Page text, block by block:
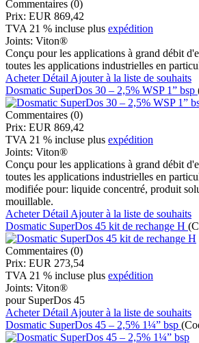
Commentaires (0)
Prix: EUR 869,42
TVA 21 % incluse plus expédition
Joints: Viton®
Conçu pour les applications à grand débit
toutes les applications industrielles en
AcheterDétailAjouter à la liste de souhaits
Dosmatic SuperDos 30 – 2,5% WSP 1” bsp
Commentaires (0)
Prix: EUR 869,42
TVA 21 % incluse plus expédition
Joints: Viton®
Conçu pour les applications à grand débit
toutes les applications industrielles en
modifiée pour: liquide concentré, produit
mouillable.
AcheterDétailAjouter à la liste de souhaits
Dosmatic SuperDos 45 kit de rechange H
Commentaires (0)
Prix: EUR 273,54
TVA 21 % incluse plus expédition
Joints: Viton®
pour SuperDos 45
AcheterDétailAjouter à la liste de souhaits
Dosmatic SuperDos 45 – 2,5% 1¼” bsp